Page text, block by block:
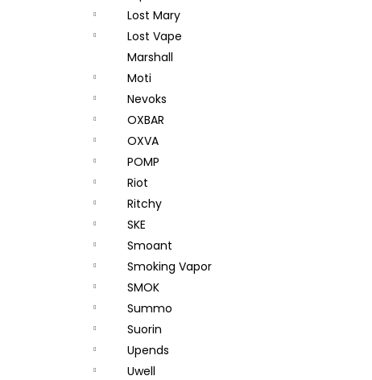
Lost Mary
Lost Vape
Marshall
Moti
Nevoks
OXBAR
OXVA
POMP
Riot
Ritchy
SKE
Smoant
Smoking Vapor
SMOK
Summo
Suorin
Upends
Uwell